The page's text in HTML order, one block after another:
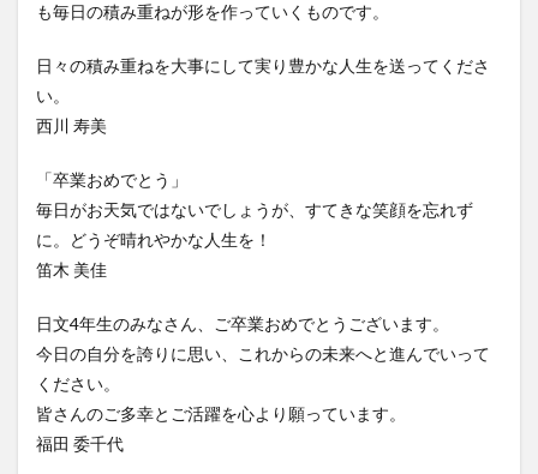
も毎日の積み重ねが形を作っていくものです。
日々の積み重ねを大事にして実り豊かな人生を送ってくださ
い。
西川 寿美
「卒業おめでとう」
毎日がお天気ではないでしょうが、すてきな笑顔を忘れず
に。どうぞ晴れやかな人生を！
笛木 美佳
日文4年生のみなさん、ご卒業おめでとうございます。
今日の自分を誇りに思い、これからの未来へと進んでいって
ください。
皆さんのご多幸とご活躍を心より願っています。
福田 委千代